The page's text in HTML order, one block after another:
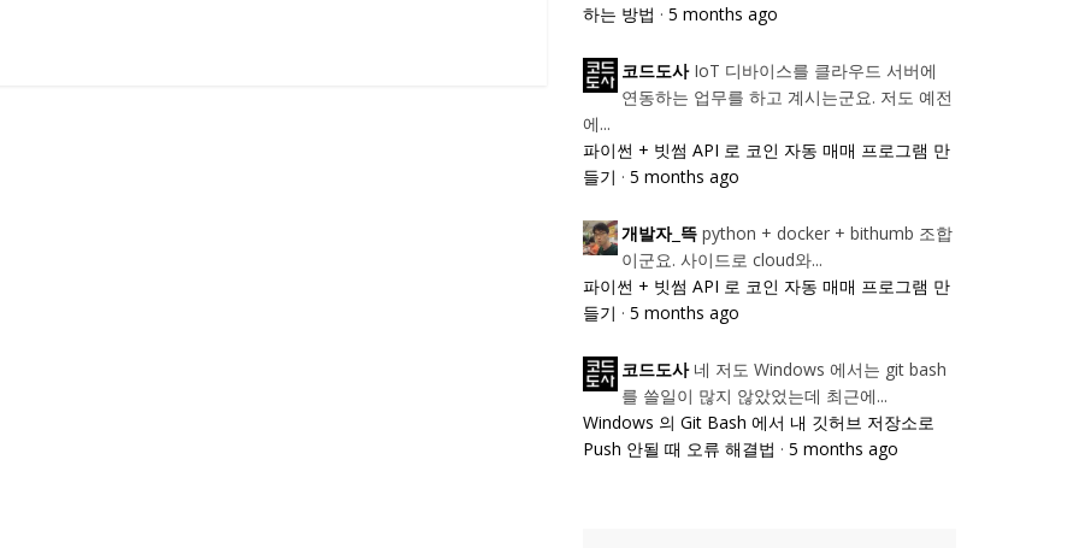
하는 방법 · 5 months ago
코드도사 IoT 디바이스를 클라우드 서버에
연동하는 업무를 하고 계시는군요. 저도 예전
에...
파이썬 + 빗썸 API 로 코인 자동 매매 프로그램 만
들기 · 5 months ago
개발자_뜩 python + docker + bithumb 조합
이군요. 사이드로 cloud와...
파이썬 + 빗썸 API 로 코인 자동 매매 프로그램 만
들기 · 5 months ago
코드도사 네 저도 Windows 에서는 git bash
를 쓸일이 많지 않았었는데 최근에...
Windows 의 Git Bash 에서 내 깃허브 저장소로
Push 안될 때 오류 해결법 · 5 months ago